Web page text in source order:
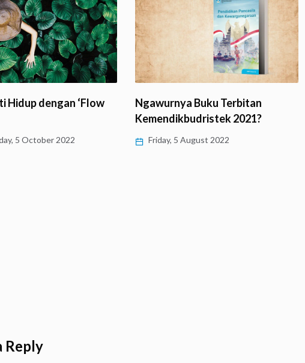
Hidup dengan ‘Flow
5 October 2022
Ngawurnya Buku Terbitan
Kemendikbudristek 2021?
Friday, 5 August 2022
Reply